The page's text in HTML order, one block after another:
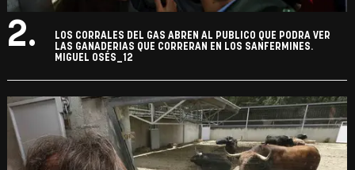
2.
LOS CORRALES DEL GAS ABREN AL PUBLICO QUE PODRA VER
LAS GANADERIAS QUE CORRERAN EN LOS SANFERMINES.
MIGUEL OSÉS_12